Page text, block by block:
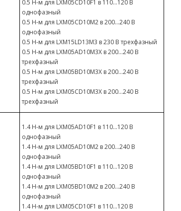
0.5 Н-м для LXM05CD10F1 в 110...120 В
однофазный
0.5 Н-м для LXM05CD10M2 в 200...240 В
однофазный
0.5 Н-м для LXM15LD13M3 в 230 В трехфазный
0.5 Н-м для LXM05AD10M3X в 200...240 В
трехфазный
0.5 Н-м для LXM05BD10M3X в 200...240 В
трехфазный
0.5 Н-м для LXM05CD10M3X в 200...240 В
трехфазный
1.4 Н-м для LXM05AD10F1 в 110...120 В
однофазный
1.4 Н-м для LXM05AD10M2 в 200...240 В
однофазный
1.4 Н-м для LXM05BD10F1 в 110...120 В
однофазный
1.4 Н-м для LXM05BD10M2 в 200...240 В
однофазный
1.4 Н-м для LXM05CD10F1 в 110...120 В